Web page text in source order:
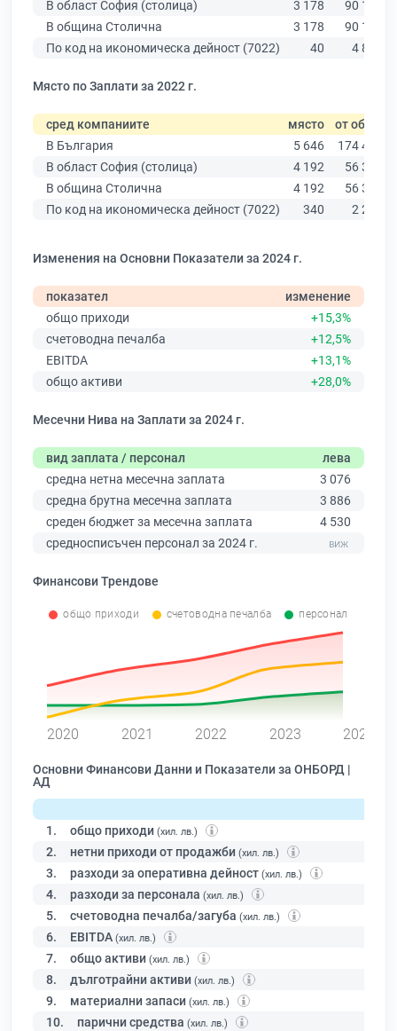
В област София (столица) 3 178
90 178
В община Столична
3 178
90 178
По код на икономическа дейност (7022)
40 4 800
Място по Заплати за 2022 г.
сред компаниите място от общо
В България
5 646
174 403
В област София (столица)
4 192
56 378
В община Столична
4 192
56 378
По код на икономическа дейност (7022)
340 2 254
Изменения на Основни Показатели за 2024 г.
показател
изменение
общо приходи
+15,3%
счетоводна печалба
+12,5%
EBITDA
+13,1%
общо активи
+28,0%
Месечни Нива на Заплати за 2024 г.
вид заплата / персонал
лева
средна нетна месечна заплата
3 076
средна брутна месечна заплата
3 886
среден бюджет за месечна заплата
4 530
средносписъчен персонал за 2024 г.
Финансови Трендове
общо приходи счетоводна печалба персонал
2020 2021 2022 2023 2024
Основни Финансови Данни и Показатели за ОНБОРД |
АД
1. общо приходи (хил. лв.)
2. нетни приходи от продажби (хил. лв.)
3. разходи за оперативна дейност (хил. лв.)
4. разходи за персонала (хил. лв.)
5. счетоводна печалба/загуба (хил. лв.)
6. EBITDA (хил. лв.)
7. общо активи (хил. лв.)
8. дълготрайни активи (хил. лв.)
9. материални запаси (хил. лв.)
10. парични средства (хил. лв.)